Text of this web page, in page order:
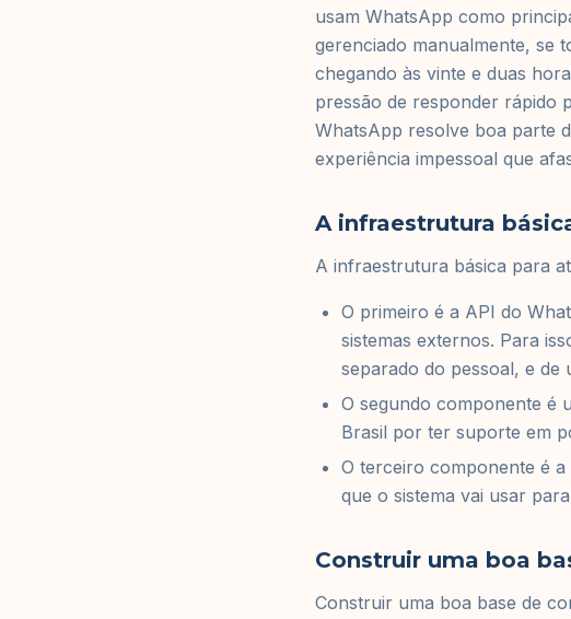
usam WhatsApp como
gerenciado manualmente, se
chegando às vinte e duas
pressão de responder rápido
WhatsApp resolve boa parte
experiência impessoal que
A infraestrutura
A infraestrutura básica para
O primeiro é a API do
sistemas externos. Para
separado do pessoal, e
O segundo componente é
Brasil por ter suporte em
O terceiro componente é
que o sistema vai usar
Construir uma boa
Construir uma boa base de